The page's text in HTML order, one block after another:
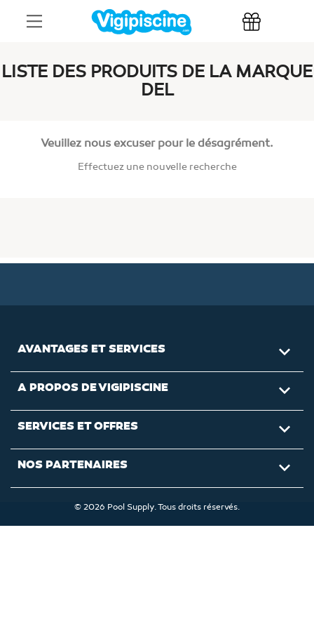
LISTE DES PRODUITS DE LA MARQUE
DEL
Veuillez nous excuser pour le désagrément.
Effectuez une nouvelle recherche
AVANTAGES ET SERVICES 
A PROPOS DE VIGIPISCINE 
SERVICES ET OFFRES 
NOS PARTENAIRES 
© 2026 Pool Supply. Tous droits réservés.